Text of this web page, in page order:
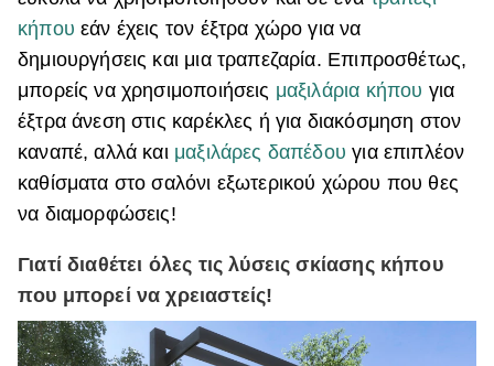
κήπου εάν έχεις τον έξτρα χώρο για να
δημιουργήσεις και μια τραπεζαρία. Επιπροσθέτως,
μπορείς να χρησιμοποιήσεις μαξιλάρια κήπου για
έξτρα άνεση στις καρέκλες ή για διακόσμηση στον
καναπέ, αλλά και μαξιλάρες δαπέδου για επιπλέον
καθίσματα στο σαλόνι εξωτερικού χώρου που θες
να διαμορφώσεις!
Γιατί διαθέτει όλες τις λύσεις σκίασης κήπου
που μπορεί να χρειαστείς!